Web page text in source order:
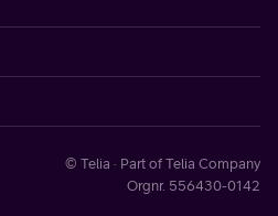
© Telia · Part of Telia Company
Orgnr. 556430-0142